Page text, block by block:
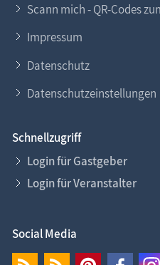
Scann mich - QR-Codes
Impressum
Datenschutz
Datenschutzeinstellungen
Schnellzugriff
Login für Gastgeber
Login für Veranstalter
Social Media